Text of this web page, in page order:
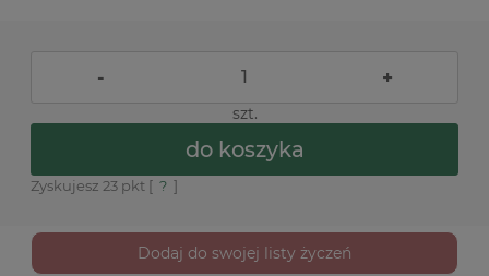
- +
szt.
do koszyka
Zyskujesz 23 pkt [ ? ]
Dodaj do swojej listy życzeń